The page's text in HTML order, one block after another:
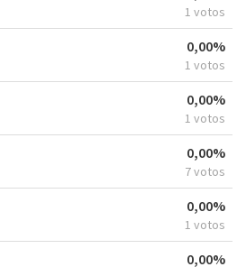
1 votos
0,00%
1 votos
0,00%
1 votos
0,00%
7 votos
0,00%
1 votos
0,00%